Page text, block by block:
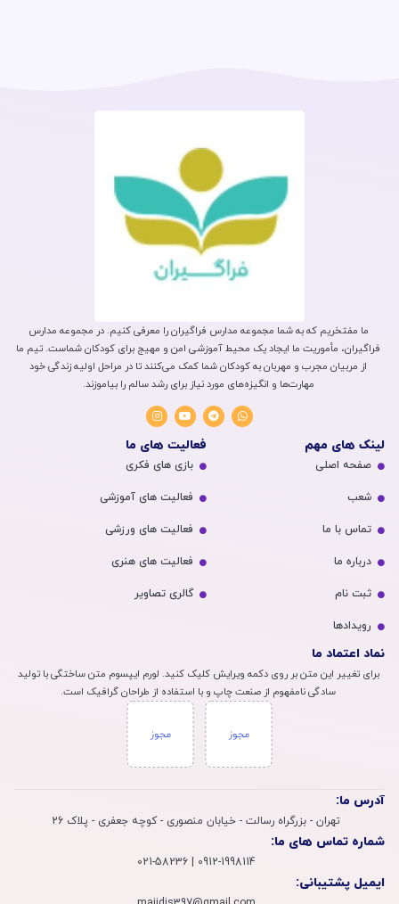
ما مفتخریم که به شما مجموعه مدارس فراگیران را معرفی کنیم. در مجموعه مدارس
فراگیران، مأموریت ما ایجاد یک محیط آموزشی امن و مهیج برای کودکان شماست. تیم ما
از مربیان مجرب و مهربان به کودکان شما کمک می‌کنند تا در مراحل اولیه زندگی خود
مهارت‌ها و انگیزه‌های مورد نیاز برای رشد سالم را بیاموزند.
لینک های مهم
صفحه اصلی
شعب
تماس با ما
درباره ما
ثبت نام
رویداد‌ها
فعالیت های ما
بازی های فکری
فعالیت های آموزشی
فعالیت های ورزشی
فعالیت های هنری
گالری تصاویر
نماد اعتماد ما
برای تغییر این متن بر روی دکمه ویرایش کلیک کنید. لورم ایپسوم متن ساختگی با تولید
سادگی نامفهوم از صنعت چاپ و با استفاده از طراحان گرافیک است.
آدرس ما:
تهران - بزرگراه رسالت - خیابان منصوری - کوچه جعفری - پلاک 26
شماره تماس های ما:
0912-1998114 | 021-58236
ایمیل پشتیبانی: